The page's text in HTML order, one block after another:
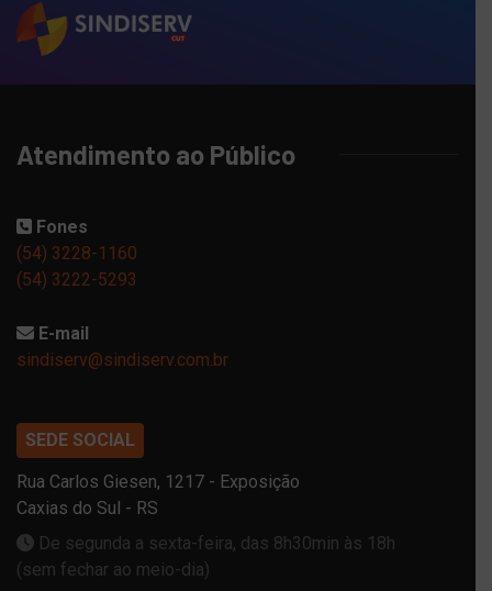
Atendimento ao Público
Fones
(54) 3228-1160
(54) 3222-5293
E-mail
sindiserv@sindiserv.com.br
SEDE SOCIAL
Rua Carlos Giesen, 1217 - Exposição
Caxias do Sul - RS
De segunda a sexta-feira, das 8h30min às 18h
(sem fechar ao meio-dia)